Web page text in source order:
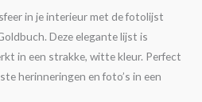
in je interieur met de fotolijst
Deze elegante lijst is
in een strakke, witte kleur. Perfect
herinneringen en foto’s in een